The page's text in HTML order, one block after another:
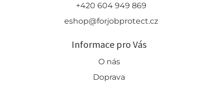
+420 604 949 869
eshop@forjobprotect.cz
Informace pro Vás
O nás
Doprava